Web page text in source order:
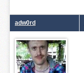
adw0rd